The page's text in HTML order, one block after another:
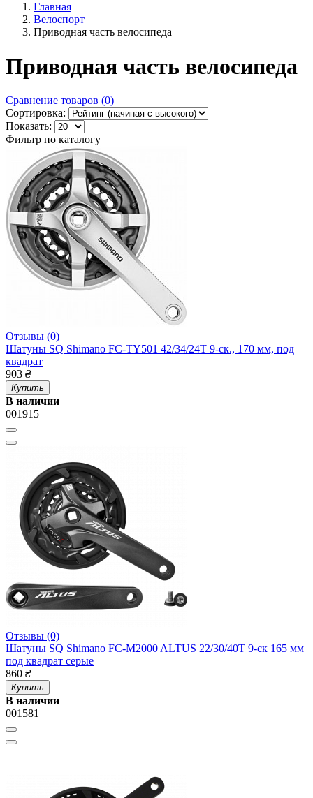
Главная
Велоспорт
Приводная часть велосипеда
Приводная часть велосипеда
Сравнение товаров (0)
Сортировка:
Показать:
Фильтр по каталогу
Отзывы (0)
Шатуны SQ Shimano FC-TY501 42/34/24T 9-ск., 170 мм, под
квадрат
903 ₴
Купить
В наличии
001915
Отзывы (0)
Шатуны SQ Shimano FC-M2000 ALTUS 22/30/40Т 9-ск 165 мм
под квадрат серые
860 ₴
Купить
В наличии
001581